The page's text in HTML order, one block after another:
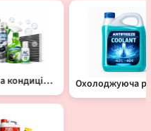
Догляд за кондиціонером Охолоджуюча рідина